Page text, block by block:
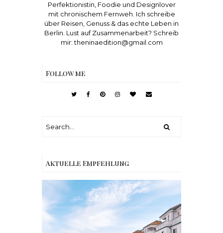
Perfektionistin, Foodie und Designlover
mit chronischem Fernweh. Ich schreibe
über Reisen, Genuss & das echte Leben in
Berlin. Lust auf Zusammenarbeit? Schreib
mir: theninaedition@gmail.com
Follow me
Aktuelle Empfehlung
Reisen - Schleiregion